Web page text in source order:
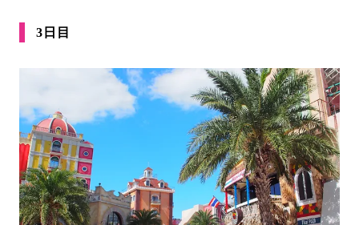
3日目